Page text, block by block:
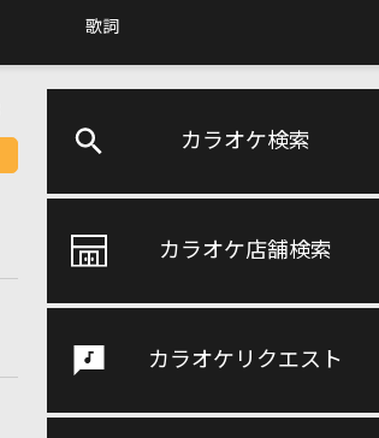
歌詞
カラオケ検索
カラオケ店舗検索
カラオケリクエスト